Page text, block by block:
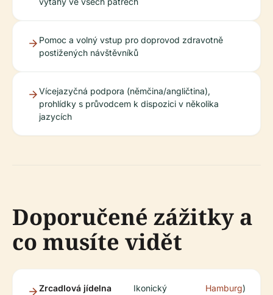
Pomoc a volný vstup pro doprovod zdravotně
postižených návštěvníků
Vícejazyčná podpora (němčina/angličtina),
prohlídky s průvodcem k dispozici v několika
jazycích
Doporučené zážitky a
co musíte vidět
Zrcadlová jídelna
Ikonický
Hamburg)